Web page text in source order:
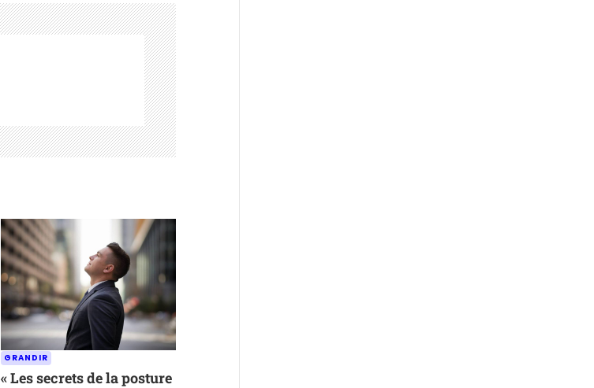
GRANDIR
« Les secrets de la posture